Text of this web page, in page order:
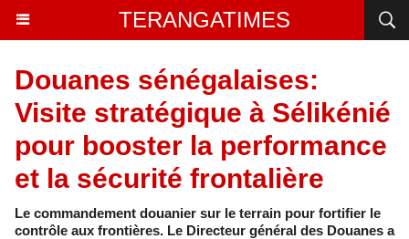
TERANGATIMES
Douanes sénégalaises:
Visite stratégique à Sélikénié
pour booster la performance
et la sécurité frontalière
Le commandement douanier sur le terrain pour fortifier le
contrôle aux frontières. Le Directeur général des Douanes a